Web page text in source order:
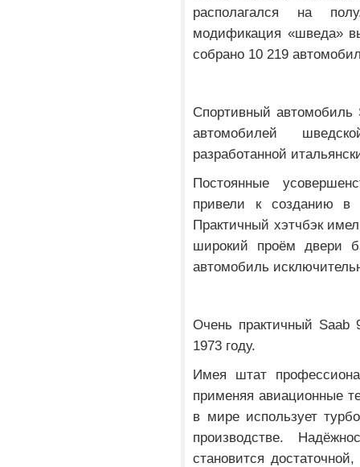
располагался на
модификация «шведа»
собрано 10 219
Спортивный
автомобилей
разработанной
Постоянные
привели к созданию в
Практичный хэтчбэк
широкий проём двери
автомобиль
Очень практичный Saab
1973 году.
Имея штат
применяя авиационные
в мире использует
производстве.
становится